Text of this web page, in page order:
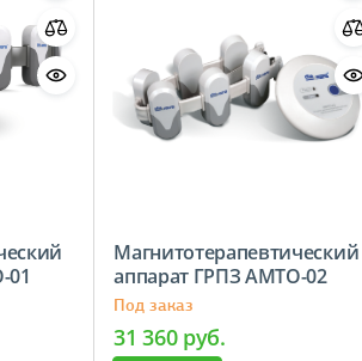
01
Магнитотерапевтический
аппарат ГРПЗ АМТО-02
diathera
Под заказ
31 360 руб.